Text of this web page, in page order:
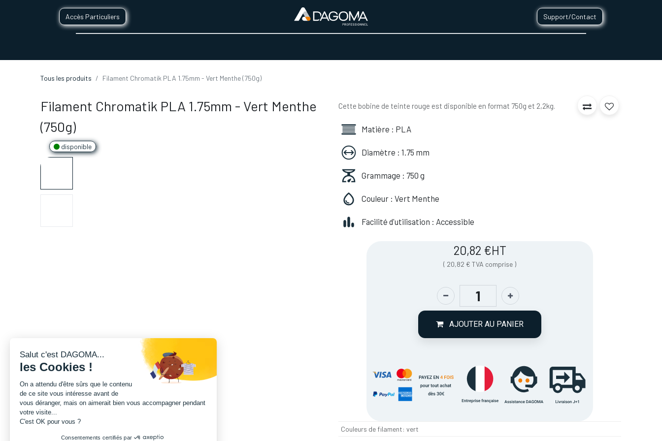
Accès Particuliers Support/Contact
Tous les produits Filament Chromatik PLA 1.75mm - Vert Menthe (750g)
Filament Chromatik PLA 1.75mm - Vert Menthe
(750g)
disponible
Cette bobine de teinte rouge est disponible en format 750g et 2,2kg.
Matière : PLA
Diamètre : 1.75 mm
Grammage : 750 g
Couleur : Vert Menthe
Facilité d'utilisation : Accessible
20,82 €HT
( 20,82 € TVA comprise )
AJOUTER AU PANIER
Couleurs de filament: vert
Salut c'est DAGOMA...
les Cookies !
On a attendu d'être sûrs que le contenu
de ce site vous intéresse avant de
vous déranger, mais on aimerait bien vous accompagner pendant
votre visite...
C'est OK pour vous ?
Consentements certifiés par